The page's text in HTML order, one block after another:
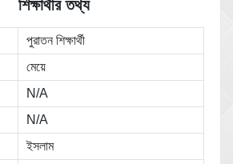
শিক্ষার্থীর তথ্য
পুরাতন শিক্ষার্থী
মেয়ে
N/A
N/A
ইসলাম